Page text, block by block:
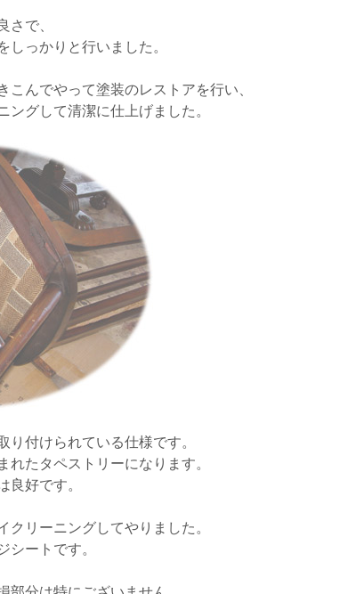
さで、
しっかりと行いました。
こんでやって塗装のレストアを行い、
ングして清潔に仕上げました。
り付けられている仕様です。
たタペストリーになります。
良好です。
リーニングしてやりました。
シートです。